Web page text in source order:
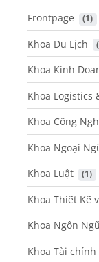
Frontpage (1)
Khoa Du Lịch
Khoa Kinh
Khoa Logistics
Khoa Công
Khoa Ngoại
Khoa Luật (1)
Khoa Thiết Kế
Khoa Ngôn
Khoa Tài